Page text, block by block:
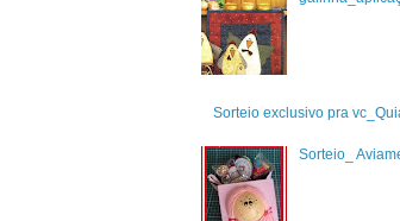
Sorteio exclusivo pra
Sorteio_